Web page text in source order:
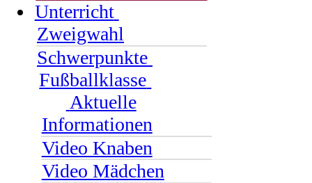
Unterricht
Zweigwahl
Schwerpunkte
Fußballklasse
Aktuelle
Informationen
Video Knaben
Video Mädchen